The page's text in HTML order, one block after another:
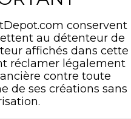
conservent
au détenteur de
affichés dans cette
réclamer légalement
contre toute
de ses créations sans